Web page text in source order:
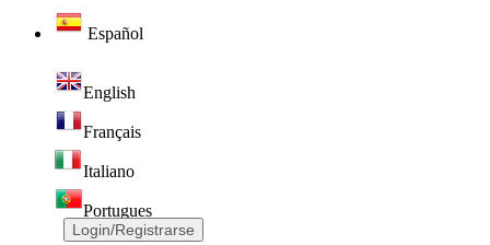
Español
English
Français
Italiano
Portugues
Login/Registrarse